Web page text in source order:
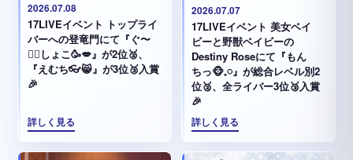
2026.07.08
17LIVEイベント トップライ
バーへの登竜門にて『ぐ〜
✊🏻‪しょこ🥳💋』が2位🥈、
『えむち👓😸』が3位🥉入賞
🎉
詳しく見る
2026.07.07
17LIVEイベント 美女ベイ
ビーと野獣ベイビーの
Destiny Roseにて『もん
ちっ🐵𓈒𓏸︎︎︎︎』が総合レベル別2
位🥈、全ライバー3位🥉入賞
🎉
詳しく見る